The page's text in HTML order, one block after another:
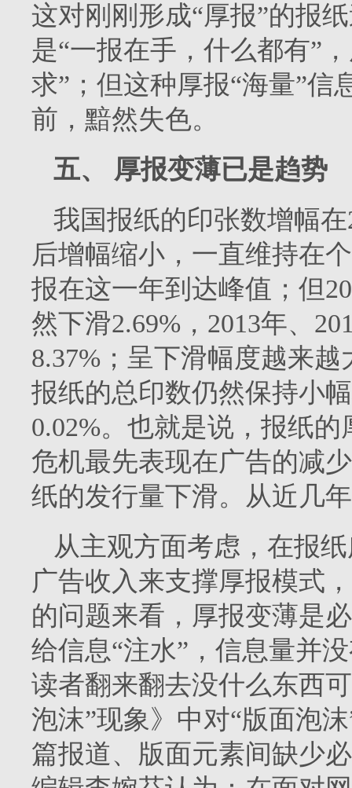
这对刚刚形成“厚报”的报
是“一报在手，什么都有”
求”；但这种厚报“海量”信
前，黯然失色。
五、
厚报变薄已是趋势
我国报纸的印张数增幅在
后增幅缩小，一直维持在
报在这一年到达峰值；但
然下滑2.69% ， 2013年、
8.37% ；呈下滑幅度越来
报纸的总印数仍然保持小
0.02%。也就是说，报纸
危机最先表现在广告的减
纸的发行量下滑。从近几
从主观方面考虑，在报
广告收入来支撑厚报模式
的问题来看，厚报变薄是
给信息“注水”，信息量并
读者翻来翻去没什么东西
泡沫”现象》中对“版面泡
篇报道、版面元素间缺少